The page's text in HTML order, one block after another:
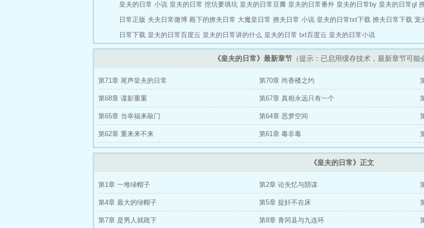
皇夫的日常 小说 皇夫的日常 挖坑要填坑 皇夫的日常豆瓣 皇夫的日常番外 皇夫的日常by 皇夫的日常gl
日常正版 夫夫日常微博 殿下的撩夫日常 大魔皇日常 撩夫日常 小说 皇夫的日常txt下载 撩夫日常下载 宠
日常下载 皇夫的日常百度云 皇夫的日常讲的什么 皇夫的日常 txt百度云 皇夫的日常小说
《皇夫的日常》最新章节 （提示：已启用缓存技术，最新章节可能
第71章 尾声皇夫的日常 第70章 尚香楼之约
第68章 谍影重重 第67章 真相永远只有一个
第65章 当幸福来敲门 第64章 恶梦空间
第62章 重来来不来 第61章 毒非毒
《皇夫的日常》正文
第1章 一堆绿帽子 第2章 论失忆与阴谋
第4章 最大的绿帽子 第5章 捉奸不在床
第7章 是男人就跪下 第8章 青冈县与九连环